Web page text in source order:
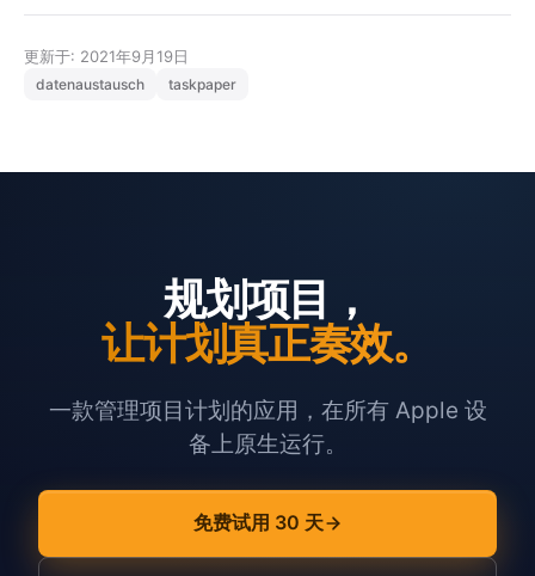
更新于: 2021年9月19日
datenaustausch taskpaper
规划项目，
让计划真正奏效。
一款管理项目计划的应用，在所有 Apple 设
备上原生运行。
免费试用 30 天